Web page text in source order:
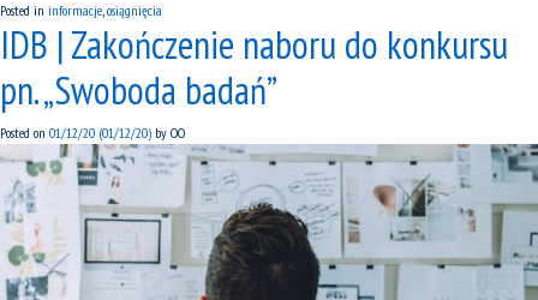
Posted in informacje,osiągnięcia
IDB | Zakończenie naboru do konkursu
pn. „Swoboda badań”
Posted on 01/12/20 (01/12/20) by OO